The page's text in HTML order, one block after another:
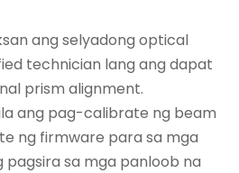
ang selyadong optical
technician lang ang dapat
prism alignment.
ang pag-calibrate ng beam
ng firmware para sa mga
pagsira sa mga panloob na